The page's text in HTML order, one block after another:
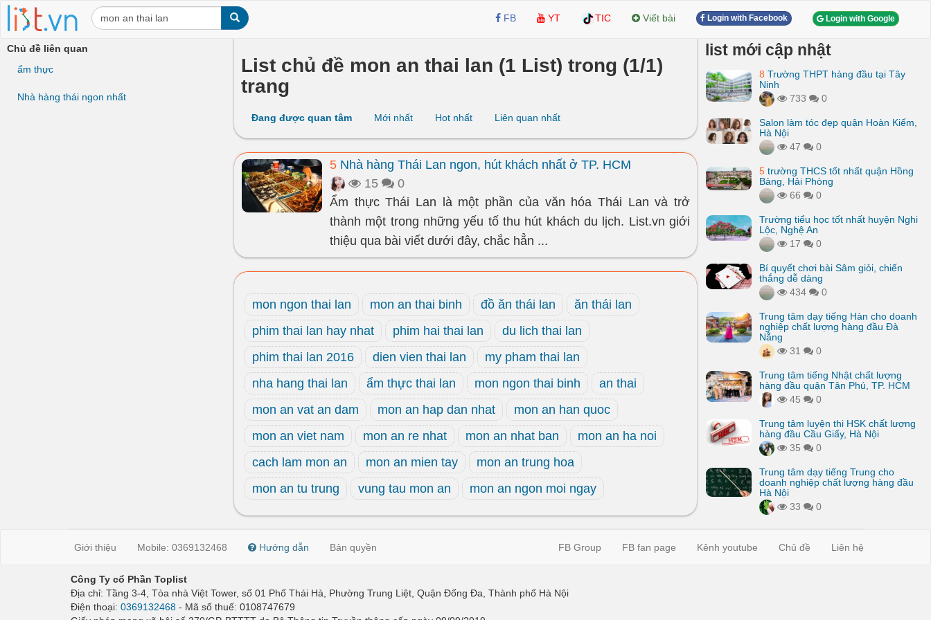
FB YT TIC Viết bài Login with Facebook Login with Google
Chủ đề liên quan
ẩm thực
Nhà hàng thái ngon nhất
List chủ đề mon an thai lan (1 List) trong (1/1)
trang
Đang được quan tâm Mới nhất Hot nhất Liên quan nhất
5 Nhà hàng Thái Lan ngon, hút khách nhất ở TP. HCM
15
0
Ẩm thực Thái Lan là một phần của văn hóa Thái Lan và trở
thành một trong những yếu tố thu hút khách du lịch. List.vn giới
thiệu qua bài viết dưới đây, chắc hẳn ...
mon ngon thai lan mon an thai binh đồ ăn thái lan
ăn thái lan
phim thai lan hay nhat
phim hai thai lan
du lich thai lan
phim thai lan 2016
dien vien thai lan
my pham thai lan
nha hang thai lan
ẩm thực thai lan mon ngon thai binh
an thai
mon an vat an dam
mon an hap dan nhat
mon an han quoc
mon an viet nam
mon an re nhat mon an nhat ban
mon an ha noi
cach lam mon an
mon an mien tay
mon an trung hoa
mon an tu trung
vung tau mon an mon an ngon moi ngay
list mới cập nhật
8 Trường THPT hàng đầu tại Tây
Ninh
733
0
Salon làm tóc đẹp quận Hoàn Kiếm,
Hà Nội
47
0
5 trường THCS tốt nhất quận Hồng
Bàng, Hải Phòng
66
0
Trường tiểu học tốt nhất huyện Nghi
Lộc, Nghệ An
17
0
Bí quyết chơi bài Sâm giỏi, chiến
thắng dễ dàng
434
0
Trung tâm dạy tiếng Hàn cho doanh
nghiệp chất lượng hàng đầu Đà
Nẵng
31
0
Trung tâm tiếng Nhật chất lượng
hàng đầu quận Tân Phú, TP. HCM
45
0
Trung tâm luyện thi HSK chất lượng
hàng đầu Cầu Giấy, Hà Nội
35
0
Trung tâm dạy tiếng Trung cho
doanh nghiệp chất lượng hàng đầu
Hà Nội
33
0
Giới thiệu Mobile: 0369132468 Hướng dẫn Bản quyền FB Group FB fan page Kênh youtube Chủ đề Liên hệ
Công Ty cổ Phần Toplist
Địa chỉ: Tầng 3-4, Tòa nhà Việt Tower, số 01 Phố Thái Hà, Phường Trung Liệt, Quận Đống Đa, Thành phố Hà Nội
Điện thoại: 0369132468 - Mã số thuế: 0108747679